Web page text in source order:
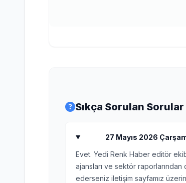
Sıkça Sorulan Sorular
27 Mayıs 2026
Evet. Yedi Renk Haber editör
ajansları ve sektör
ederseniz iletişim sayfamız